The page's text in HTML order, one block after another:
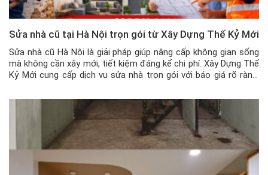
Sửa nhà cũ tại Hà Nội trọn gói từ Xây Dựng Thế Kỷ Mới
Sửa nhà cũ Hà Nội là giải pháp giúp nâng cấp không gian sống
mà không cần xây mới, tiết kiệm đáng kể chi phí. Xây Dựng Thế
Kỷ Mới cung cấp dịch vụ sửa nhà trọn gói với báo giá rõ ràng,